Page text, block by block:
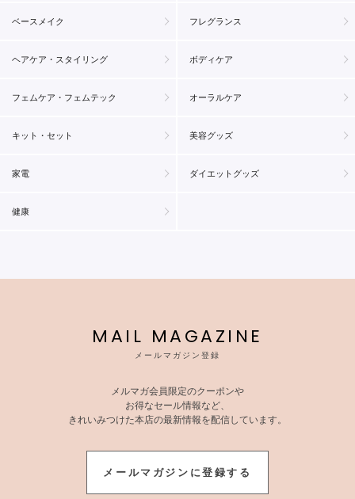
ベースメイク フレグランス
ヘアケア・スタイリング ボディケア
フェムケア・フェムテック オーラルケア
キット・セット 美容グッズ
家電 ダイエットグッズ
健康
MAIL MAGAZINE
メールマガジン登録
メルマガ会員限定のクーポンや
お得なセール情報など、
きれいみつけた本店の最新情報を配信しています。
メールマガジンに登録する